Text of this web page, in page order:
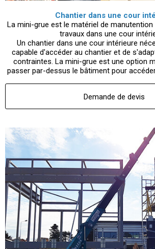
Chantier dans une cour
La mini-grue est le matériel de manutention
travaux dans une cour
Un chantier dans une cour intérieure
capable d'accéder au chantier et de
contraintes. La mini-grue est une option
passer par-dessus le bâtiment pour
Demande de devis